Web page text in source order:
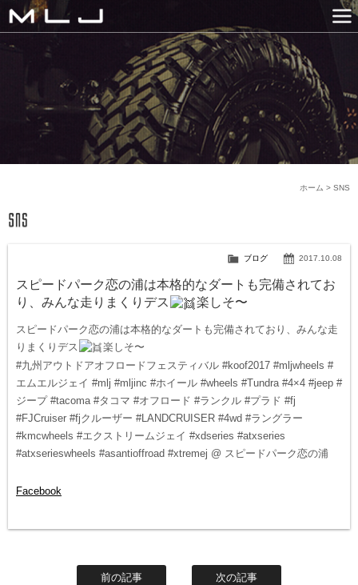
MLJ / Lexani(レクサーニ
GALLERY
SNS NEWS
COMPANY HISTORY
CONTACT US LINK
SNS
ホーム >
2017.10.08
ブログ
スピードパーク恋の浦は本格的なダートも完備されてお
り、みんな走りまくりデス
楽しそ〜
スピードパーク恋の浦は本格的なダートも完備されており、みんな走
りまくりデス
楽しそ〜
#九州アウトドアオフロードフェスティバル #koof2017 #mljwheels #
エムエルジェイ #mlj #mljinc #ホイール #wheels #Tundra #4×4 #jeep #
ジープ #tacoma #タコマ #オフロード #ランクル #プラド #fj
#FJCruiser #fjクルーザー #LANDCRUISER #4wd #ラングラー
#kmcwheels #エクストリームジェイ #xdseries #atxseries
#atxserieswheels #asantioffroad #xtremej @ スピードパーク恋の浦
Facebook
前の記事 次の記事